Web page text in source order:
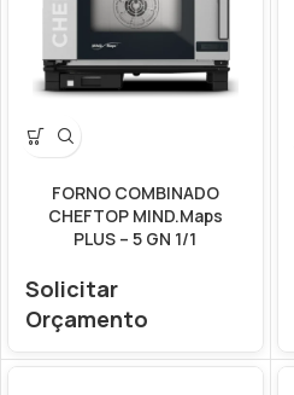
FORNO COMBINADO
CHEFTOP MIND.Maps
PLUS – 5 GN 1/1
Solicitar
Orçamento